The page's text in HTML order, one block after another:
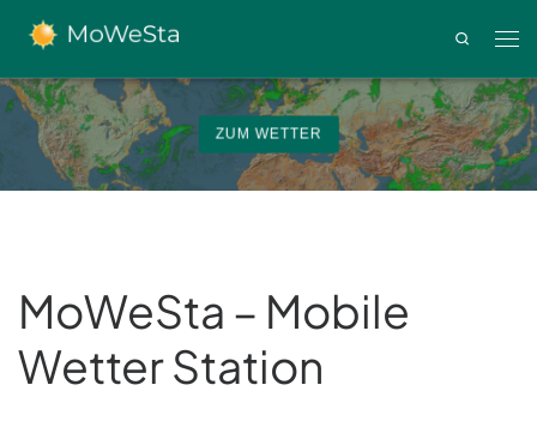
Zum Inhalt springen
Search
ZUM WETTER
MoWeSta – Mobile
Wetter Station